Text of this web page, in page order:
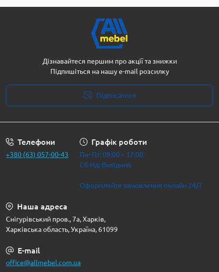
Дізнавайтеся першим про акції та знижки
Підпишіться на нашу e-mail розсилку
Підписатися
Телефони
+380 (63) 057-00-43
Графік роботи
Пн–Пт: 09:00 – 17:00
Сб-Нд: Вихідний
Оформляйте замовлення онлайн 24/7
Наша адреса
Снігурівський пров., 7а, Харків,
Харківська область, Україна, 61099
E-mail
office@allmebel.com.ua